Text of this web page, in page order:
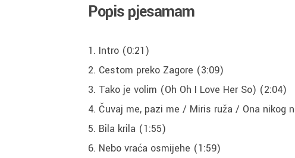
Popis pjesamam
Intro (0:21)
Cestom preko Zagore (3:09)
Tako je volim (Oh Oh I Love Her So) (2:04)
Čuvaj me, pazi me / Miris ruža / Ona nikog
Bila krila (1:55)
Nebo vraća osmijehe (1:59)